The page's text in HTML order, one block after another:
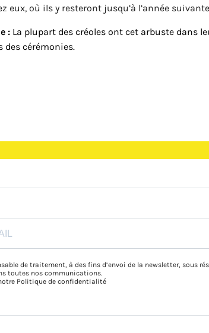
eux, où ils y resteront jusqu’à l’année
: La plupart des créoles ont cet arbuste dans
des cérémonies.
de traitement, à des fins d’envoi de la newsletter, sous
toutes nos communications.
Politique de confidentialité